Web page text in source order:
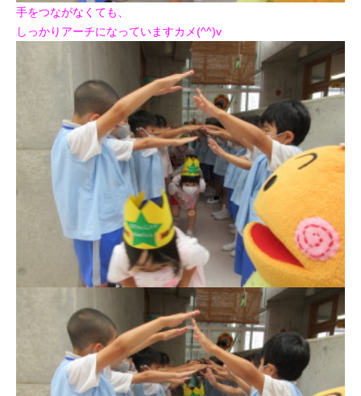
手をつながなくても、
しっかりアーチになっていますカメ(^^)v